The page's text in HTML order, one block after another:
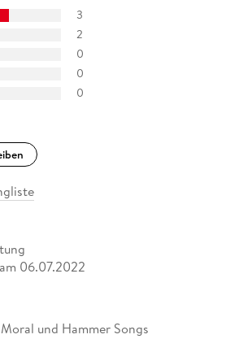
3
2
0
0
0
am 06.07.2022
und Hammer Songs